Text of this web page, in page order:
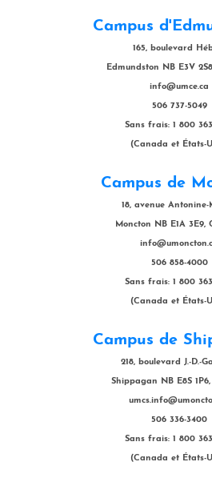
Campus
165, boulevard
Edmundston NB E3V
info@umce.ca
506 737-5049
Sans frais: 1 800
(Canada et États-
Campus de
18, avenue Antonine-
Moncton NB E1A 3E9,
506 858-4000
Sans frais: 1 800
(Canada et États-
Campus de
218, boulevard J.-D.-
Shippagan NB E8S
506 336-3400
Sans frais: 1 800
(Canada et États-